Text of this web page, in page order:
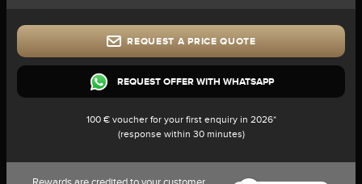
REQUEST A PRICE QUOTE
REQUEST OFFER WITH WHATSAPP
100 € voucher for your first enquiry in 2026*
(response within 30 minutes)